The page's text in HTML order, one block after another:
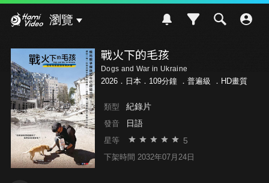
瀏覽
戰火下的毛孩
Dogs and War in Ukraine
2026．日本．109分鐘 ． 普遍級 ．HD畫質
類型 紀錄片
發音 日語
星等 5
下架時間 2032年07月24日